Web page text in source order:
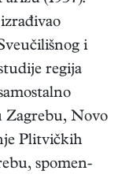
i
regija
Zagrebu, Novo
Plitvičkih
spomen-